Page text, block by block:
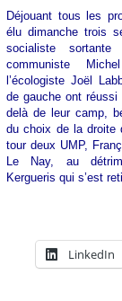
Déjouant tous les
élu dimanche trois
socialiste
communiste
l’écologiste Joël
de gauche ont
delà de leur camp,
du choix de la droite
tour deux UMP,
Le Nay, au
Kergueris qui s’est
LinkedIn